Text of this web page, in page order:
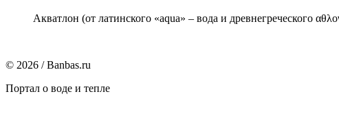
Акватлон (от латинского «aqua» – вода и древнегреческого
© 2026 / Banbas.ru
Портал о воде и тепле